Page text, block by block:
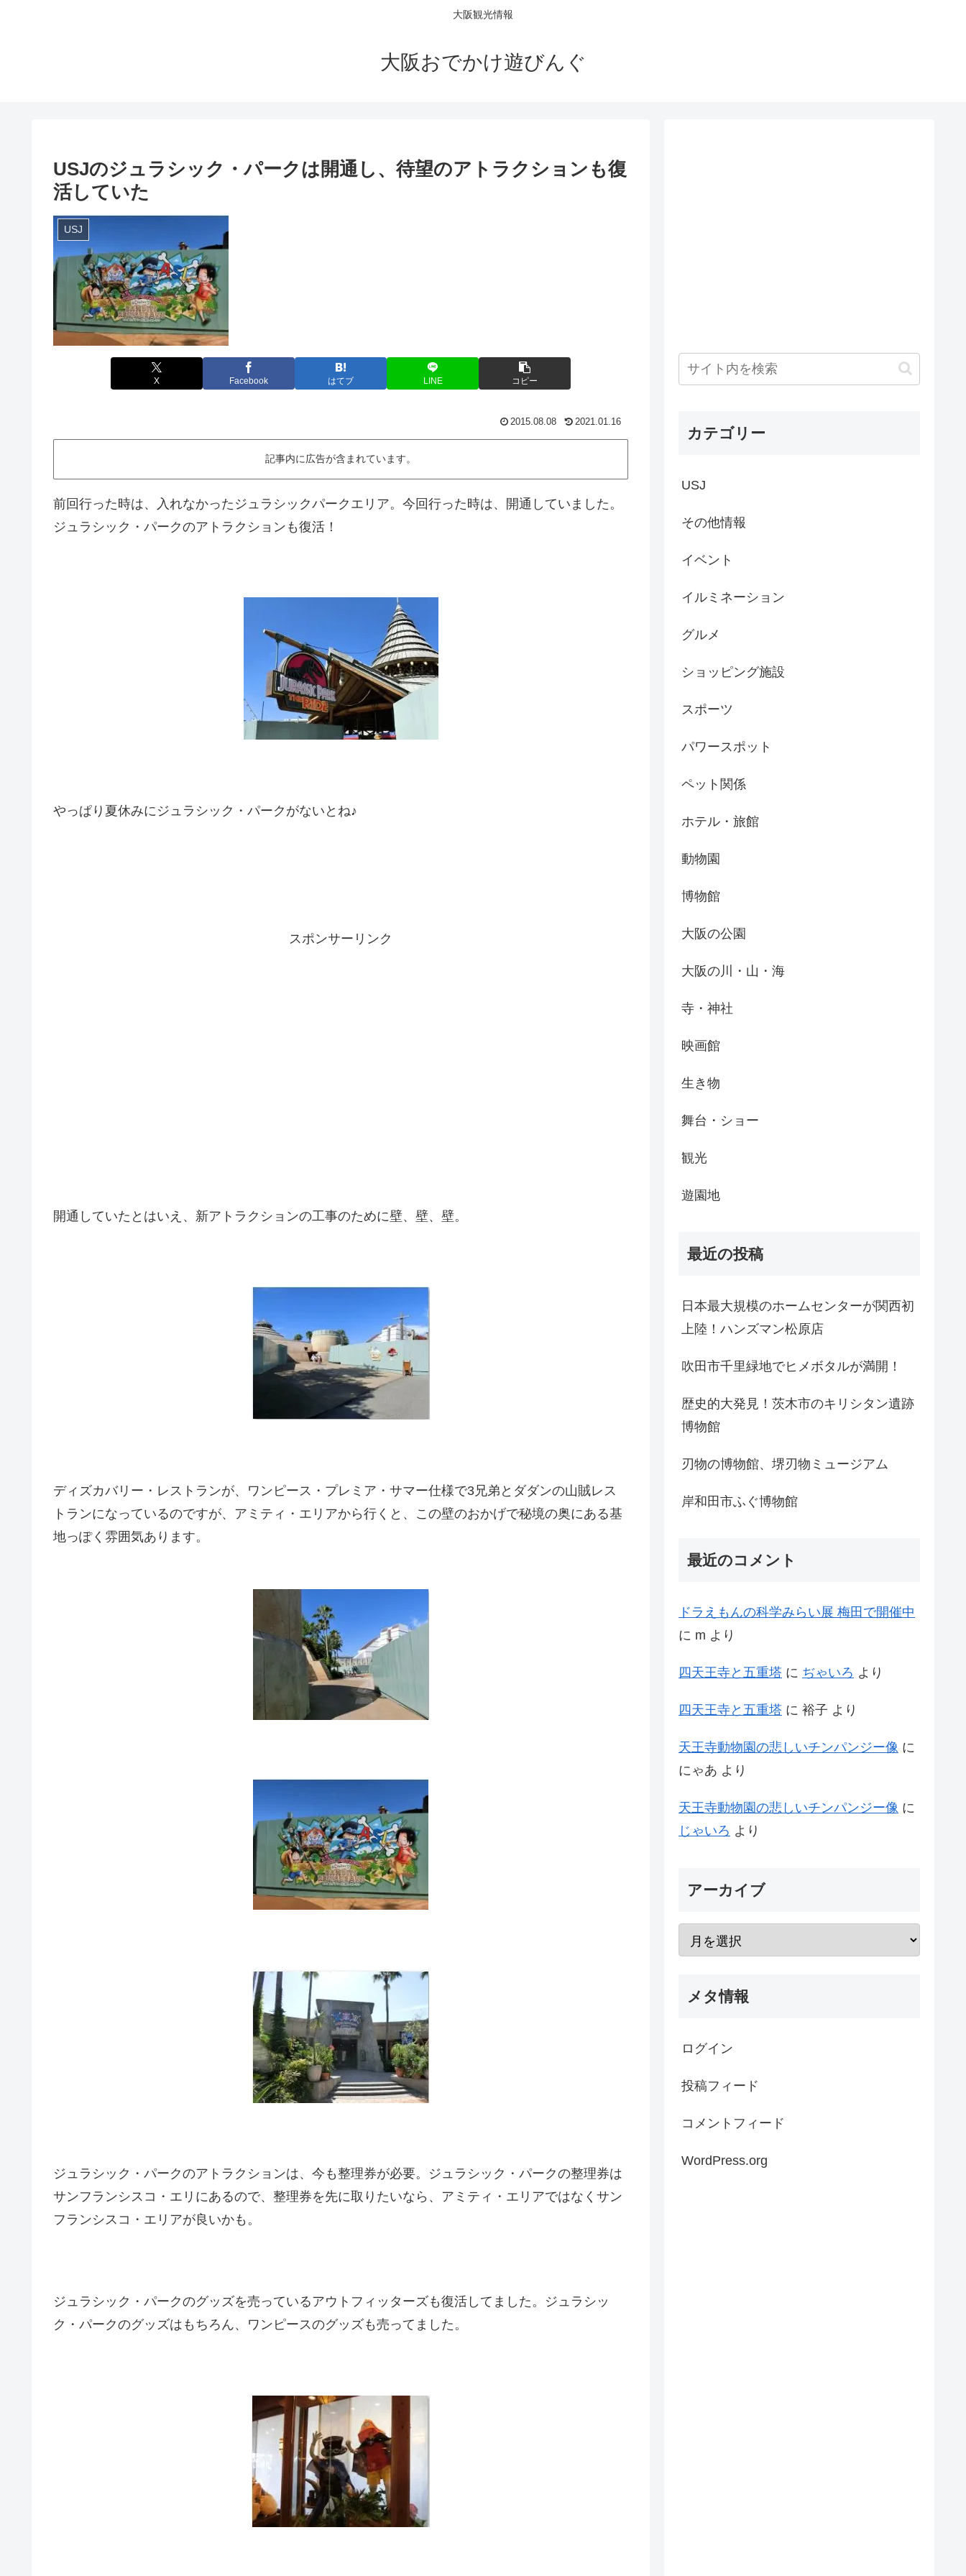
大阪観光情報
大阪おでかけ遊びんぐ
USJのジュラシック・パークは開通し、待望のアトラクションも復
活していた
USJ
X Facebook はてブ LINE コピー
2015.08.08 2021.01.16
記事内に広告が含まれています。
前回行った時は、入れなかったジュラシックパークエリア。今回行った時は、開通していました。
ジュラシック・パークのアトラクションも復活！
やっぱり夏休みにジュラシック・パークがないとね♪
スポンサーリンク
開通していたとはいえ、新アトラクションの工事のために壁、壁、壁。
ディズカバリー・レストランが、ワンピース・プレミア・サマー仕様で3兄弟とダダンの山賊レス
トランになっているのですが、アミティ・エリアから行くと、この壁のおかげで秘境の奥にある基
地っぽく雰囲気あります。
ジュラシック・パークのアトラクションは、今も整理券が必要。ジュラシック・パークの整理券は
サンフランシスコ・エリにあるので、整理券を先に取りたいなら、アミティ・エリアではなくサン
フランシスコ・エリアが良いかも。
ジュラシック・パークのグッズを売っているアウトフィッターズも復活してました。ジュラシッ
ク・パークのグッズはもちろん、ワンピースのグッズも売ってました。
カテゴリー
USJ
その他情報
イベント
イルミネーション
グルメ
ショッピング施設
スポーツ
パワースポット
ペット関係
ホテル・旅館
動物園
博物館
大阪の公園
大阪の川・山・海
寺・神社
映画館
生き物
舞台・ショー
観光
遊園地
最近の投稿
日本最大規模のホームセンターが関西初
上陸！ハンズマン松原店
吹田市千里緑地でヒメボタルが満開！
歴史的大発見！茨木市のキリシタン遺跡
博物館
刃物の博物館、堺刃物ミュージアム
岸和田市ふぐ博物館
最近のコメント
ドラえもんの科学みらい展 梅田で開催中
に m より
四天王寺と五重塔 に ぢゃいろ より
四天王寺と五重塔 に 裕子 より
天王寺動物園の悲しいチンパンジー像 に
にゃあ より
天王寺動物園の悲しいチンパンジー像 に
じゃいろ より
アーカイブ
メタ情報
ログイン
投稿フィード
コメントフィード
WordPress.org